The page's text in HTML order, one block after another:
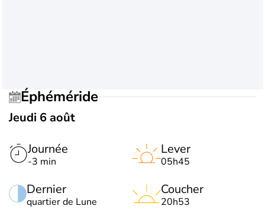
Éphéméride
Jeudi 6 août
Journée
-3 min
Dernier
quartier de Lune
Lever
05h45
Coucher
20h53